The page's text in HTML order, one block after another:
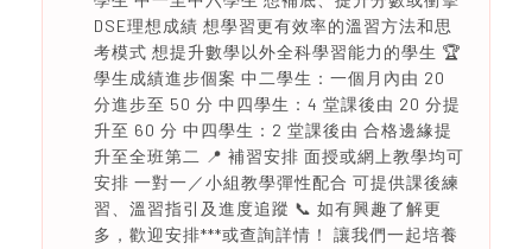
DSE理想成績 想學習更有效率的溫習方法和思
考模式 想提升數學以外全科學習能力的學生 🏆
學生成績進步個案 中二學生：一個月內由 20
分進步至 50 分 中四學生：4 堂課後由 20 分提
升至 60 分 中四學生：2 堂課後由 合格邊緣提
升至全班第二 📍 補習安排 面授或網上教學均可
安排 一對一／小組教學彈性配合 可提供課後練
習、溫習指引及進度追蹤 📞 如有興趣了解更
多，歡迎安排***或查詢詳情！ 讓我們一起培養